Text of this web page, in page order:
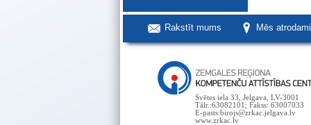
Rakstīt mums Mēs
Svētes iela 33, Jelgava, LV-3001
Tālr.:63082101; Fakss: 63007033
E-pasts:birojs@zrkac.jelgava.lv
www.zrkac.lv